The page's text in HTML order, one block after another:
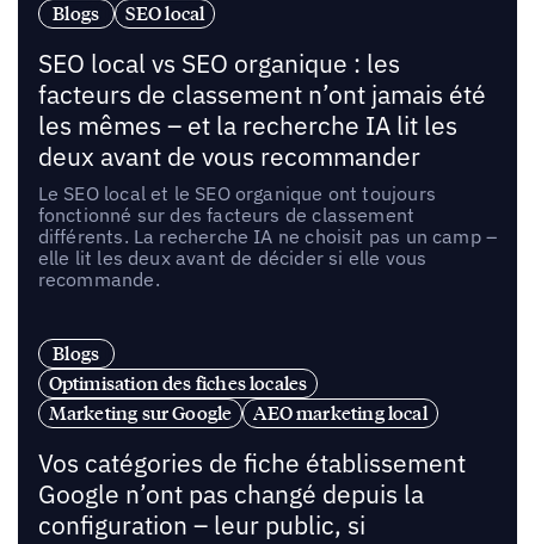
Blogs SEO local
SEO local vs SEO organique : les
facteurs de classement n’ont jamais été
les mêmes – et la recherche IA lit les
deux avant de vous recommander
Le SEO local et le SEO organique ont toujours
fonctionné sur des facteurs de classement
différents. La recherche IA ne choisit pas un camp –
elle lit les deux avant de décider si elle vous
recommande.
Blogs
Optimisation des fiches locales
Marketing sur Google
AEO marketing local
Vos catégories de fiche établissement
Google n’ont pas changé depuis la
configuration – leur public, si